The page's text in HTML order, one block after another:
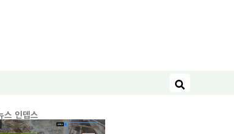
검색
스 인뎁스